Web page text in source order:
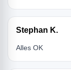
Stephan K.
Alles OK